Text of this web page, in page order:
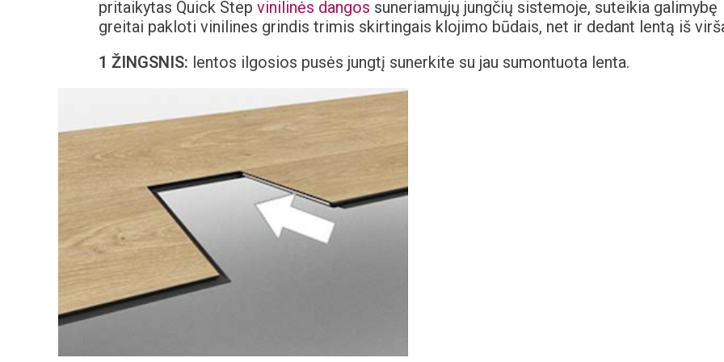
pritaikytas Quick Step vinilinės dangos suneriamųjų jungčių sistemoje, suteikia galimybę
greitai pakloti vinilines grindis trimis skirtingais klojimo būdais, net ir dedant lentą iš
1 ŽINGSNIS: lentos ilgosios pusės jungtį sunerkite su jau sumontuota lenta.